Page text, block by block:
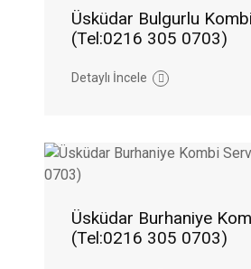
Üsküdar Bulgurlu
(Tel:0216 305 0703)
Detaylı İncele
Üsküdar Burhaniye
(Tel:0216 305 0703)